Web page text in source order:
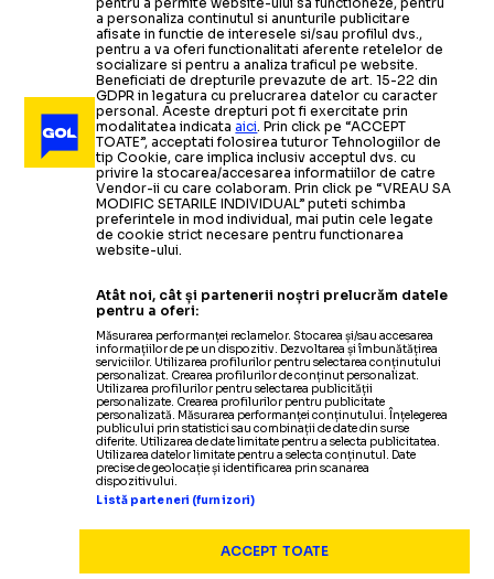
a personaliza continutul si anunturile publicitare
afisate in functie de interesele si/sau profilul dvs.,
pentru a va oferi functionalitati aferente retelelor de
socializare si pentru a analiza traficul pe website.
Beneficiati de drepturile prevazute de art. 15-22 din
GDPR in legatura cu prelucrarea datelor cu caracter
personal. Aceste drepturi pot fi exercitate prin
modalitatea indicataaici. Prin click pe “ACCEPT
TOATE”, acceptati folosirea tuturor Tehnologiilor de
tip Cookie, care implica inclusiv acceptul dvs. cu
privire la stocarea/accesarea informatiilor de catre
Vendor-ii cu care colaboram. Prin click pe “VREAU SA
MODIFIC SETARILE INDIVIDUAL” puteti schimba
preferintele in mod individual, mai putin cele legate
de cookie strict necesare pentru functionarea
website-ului.
Atât noi, cât și partenerii noștri prelucrăm datele
pentru a oferi:
Măsurarea performanței reclamelor. Stocarea și/sau accesarea
informațiilor de pe un dispozitiv. Dezvoltarea și îmbunătățirea
serviciilor. Utilizarea profilurilor pentru selectarea conținutului
personalizat. Crearea profilurilor de conținut personalizat.
Utilizarea profilurilor pentru selectarea publicității
personalizate. Crearea profilurilor pentru publicitate
personalizată. Măsurarea performanței conținutului. Înțelegerea
publicului prin statistici sau combinații de date din surse
diferite. Utilizarea de date limitate pentru a selecta publicitatea.
Utilizarea datelor limitate pentru a selecta conținutul. Date
precise de geolocație și identificarea prin scanarea
dispozitivului.
Listă parteneri (furnizori)
ACCEPT TOATE